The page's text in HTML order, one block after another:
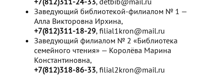
Заведующий библиотекой-филиалом № 1 —
Алла Викторовна Ирхина,
+7(812)311-18-29, filial1kron@mail.ru
Заведующий филиалом № 2 «Библиотека
семейного чтения» — Королёва Марина
Константиновна,
+7(812)318-86-33, filial2kron@mail.ru